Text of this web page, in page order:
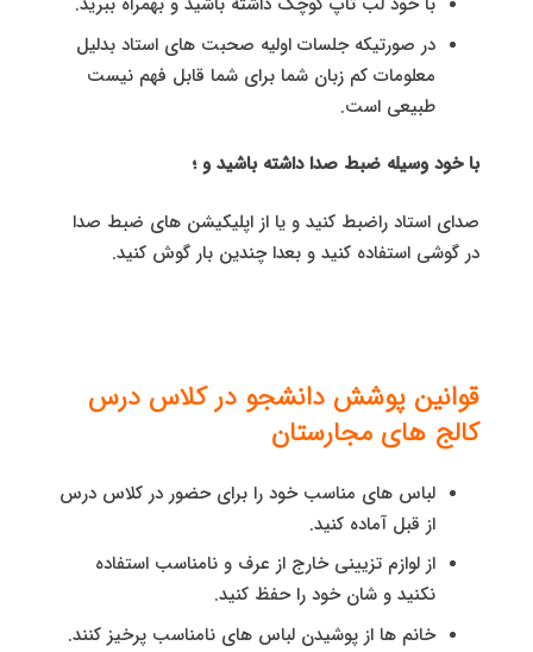
در صورتیکه جلسات اولیه صحبت های استاد بدلیل
معلومات کم زبان شما برای شما قابل فهم نیست
طبیعی است.
با خود وسیله ضبط صدا داشته باشید و ؛
صدای استاد راضبط کنید و یا از اپلیکیشن های ضبط صدا
در گوشی استفاده کنید و بعدا چندین بار گوش کنید.
قوانین پوشش دانشجو در کلاس درس
کالج های مجارستان
لباس های مناسب خود را برای حضور در کلاس درس
از قبل آماده کنید.
از لوازم تزیینی خارج از عرف و نامناسب استفاده
نکنید و شان خود را حفظ کنید.
خانم ها از پوشیدن لباس های نامناسب پرخیز کنند.